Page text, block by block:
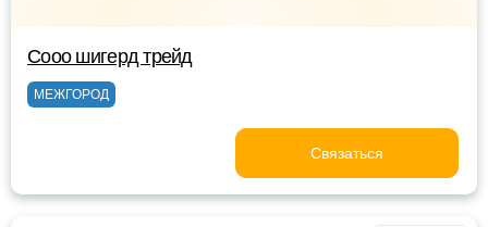
Сооо шигерд трейд
МЕЖГОРОД
Связаться